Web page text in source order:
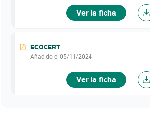
Ver la ficha
ECOCERT
Añadido el 05/11/2024
Ver la ficha